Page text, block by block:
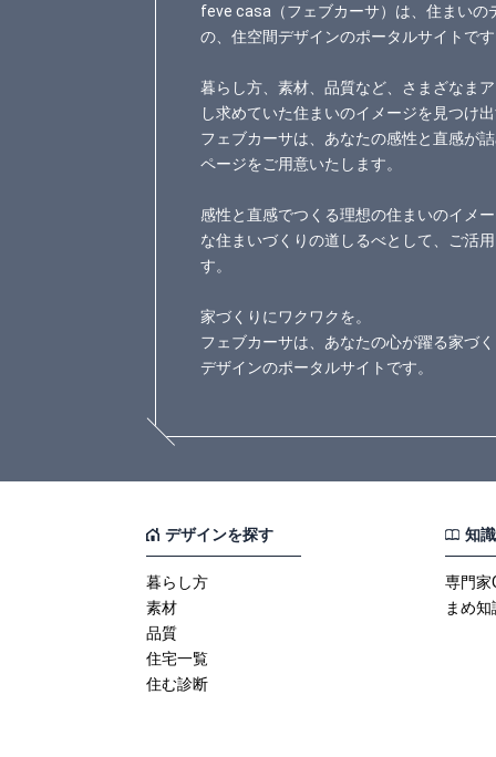
feve casa（フェブカーサ）は、住まいの
の、住空間デザインのポータルサイトで
暮らし方、素材、品質など、さまざなま
し求めていた住まいのイメージを見つけ
フェブカーサは、あなたの感性と直感が
ページをご用意いたします。
感性と直感でつくる理想の住まいのイメ
な住まいづくりの道しるべとして、ご活
す。
家づくりにワクワクを。
フェブカーサは、あなたの心が躍る家づ
デザインのポータルサイトです。
デザインを探す
暮らし方
素材
品質
住宅一覧
住む診断
知
専門家
まめ知